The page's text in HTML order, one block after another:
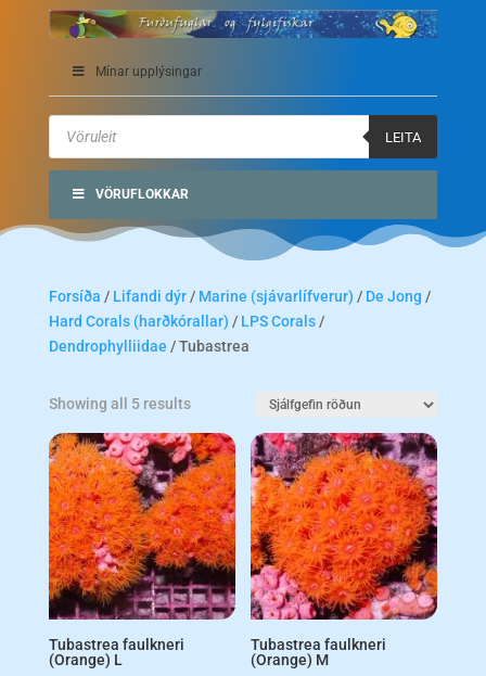
Mínar upplýsingar
Products
search
LEITA
VÖRUFLOKKAR
Forsíða / Lifandi dýr/ Marine (sjávarlífverur) / De Jong /
Hard Corals (harðkórallar) / LPS Corals/
Dendrophylliidae / Tubastrea
Showing all 5 results
Tubastrea faulkneri
(Orange) L
Tubastrea faulkneri
(Orange) M